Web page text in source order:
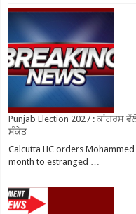
Punjab Election 2027 : ਕਾਂਗਰਸ
ਸੰਕੇਤ
Calcutta HC orders
month to estranged …